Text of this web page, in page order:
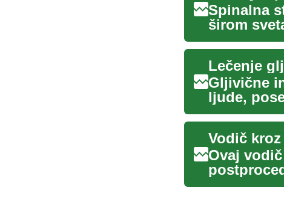
Spinalna
širom
Lečenje
Gljivične
ljude,
izazi...
Ovaj
unosa